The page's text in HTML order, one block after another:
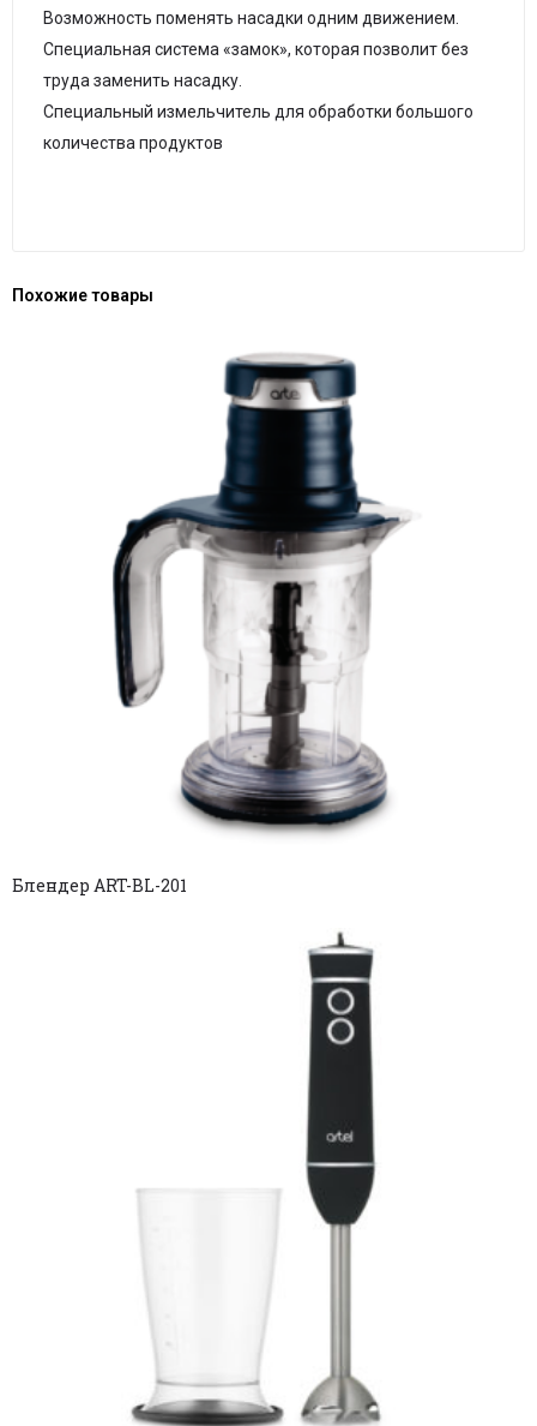
Возможность поменять насадки одним движением.
Специальная система «замок», которая позволит без
труда заменить насадку.
Специальный измельчитель для обработки большого
количества продуктов
Похожие товары
Блендер ART-BL-201